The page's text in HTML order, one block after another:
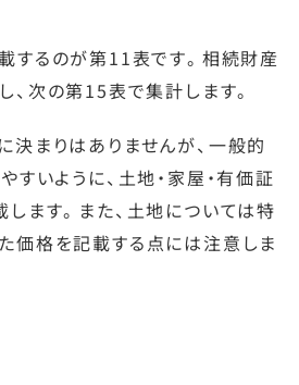
するのが第11表です。相続財産
次の第15表で集計します。
決まりはありませんが、一般的
いように、土地・家屋・有価証
ます。また、土地については特
価格を記載する点には注意しま